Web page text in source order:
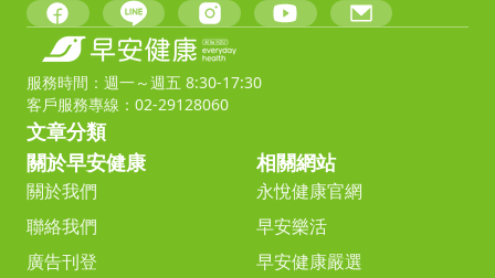
服務時間：週一～週五 8:30-17:30
客戶服務專線：02-29128060
文章分類
關於早安健康
關於我們
聯絡我們
廣告刊登
相關網站
永悅健康官網
早安樂活
早安健康嚴選